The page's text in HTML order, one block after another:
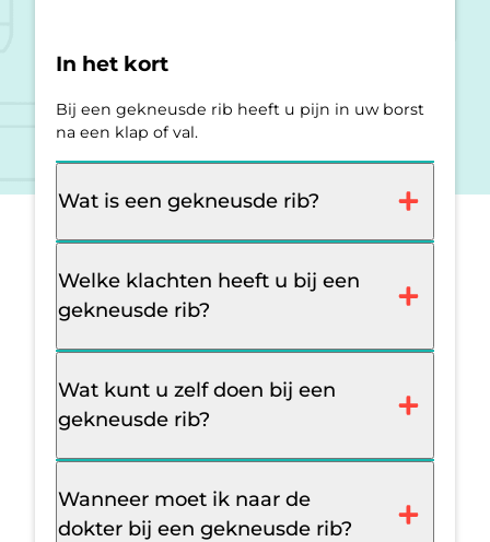
In het kort
Bij een gekneusde rib heeft u pijn in uw borst
na een klap of val.
Wat is een gekneusde rib?
Welke klachten heeft u bij een
gekneusde rib?
Wat kunt u zelf doen bij een
gekneusde rib?
Wanneer moet ik naar de
dokter bij een gekneusde rib?